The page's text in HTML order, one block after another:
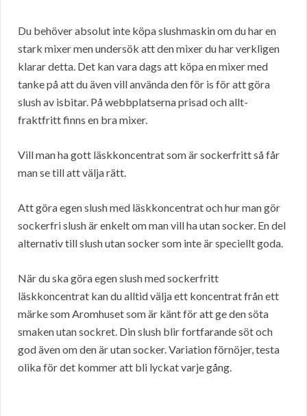
Du behöver absolut inte köpa slushmaskin om du har en
stark mixer men undersök att den mixer du har verkligen
klarar detta. Det kan vara dags att köpa en mixer med
tanke på att du även vill använda den för is för att göra
slush av isbitar. På webbplatserna prisad och allt-
fraktfritt finns en bra mixer.
Vill man ha gott läskkoncentrat som är sockerfritt så får
man se till att välja rätt.
Att göra egen slush med läskkoncentrat och hur man gör
sockerfri slush är enkelt om man vill ha utan socker. En del
alternativ till slush utan socker som inte är speciellt goda.
När du ska göra egen slush med sockerfritt
läskkoncentrat kan du alltid välja ett koncentrat från ett
märke som Aromhuset som är känt för att ge den söta
smaken utan sockret. Din slush blir fortfarande söt och
god även om den är utan socker. Variation förnöjer, testa
olika för det kommer att bli lyckat varje gång.